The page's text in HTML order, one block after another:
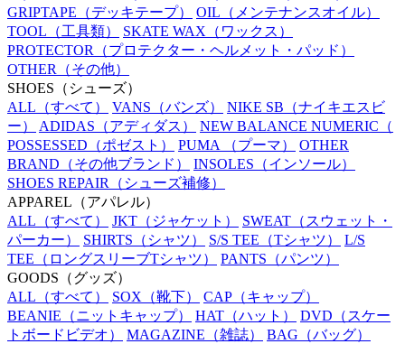
GRIPTAPE （デッキテープ） OIL （メンテナンスオイル）
TOOL （工具類） SKATE WAX （ワックス）
PROTECTOR （プロテクター・ヘルメット・パッド）
OTHER （その他）
SHOES （シューズ）
ALL （すべて） VANS （バンズ） NIKE SB （ナイキエスビ
ー）
ADIDAS （アディダス） NEW BALANCE NUMERIC （
POSSESSED （ポゼスト） PUMA （プーマ）
OTHER
BRAND （その他ブランド） INSOLES （インソール）
SHOES REPAIR （シューズ補修）
APPAREL （アパレル）
ALL （すべて） JKT （ジャケット） SWEAT （スウェット・
パーカー）
SHIRTS （シャツ） S/S TEE （Tシャツ）
L/S
TEE （ロングスリーブTシャツ） PANTS （パンツ）
GOODS （グッズ）
ALL （すべて） SOX （靴下） CAP （キャップ）
BEANIE （ニットキャップ） HAT （ハット） DVD （スケー
トボードビデオ）
MAGAZINE （雑誌） BAG （バッグ）